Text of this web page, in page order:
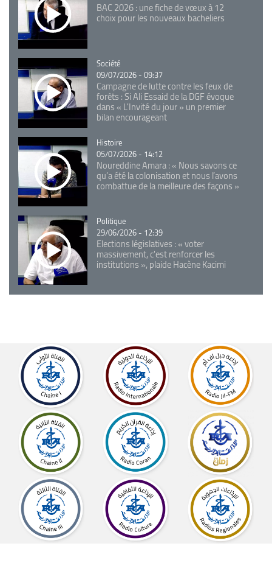
BAC 2026 : une fiche de vœux à 12
choix pour les nouveaux bacheliers
Catégorie
Société
09/07/2026 - 09:37
Campagne de lutte contre les feux de
forêts : Si Ali Essaid de la DGF évoque
dans « L'Invité du jour » un premier
bilan encourageant
Catégorie
Histoire
05/07/2026 - 14:12
Noureddine Amara : « Nous savons ce
qu’a été la colonisation et nous l’avons
combattue de la meilleure des façons »
Catégorie
Politique
29/06/2026 - 12:39
Elections législatives : « voter
massivement, c'est renforcer les
institutions », plaide Hacène Kacimi